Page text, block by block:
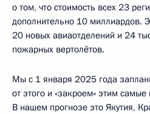
о том, что стоимость всех 23
дополнительно 10 миллиардов.
20 новых авиаотделений и 24
пожарных вертолётов.
Мы с 1 января 2025 года
от этого и «закроем» этим
В нашем прогнозе это Якутия,